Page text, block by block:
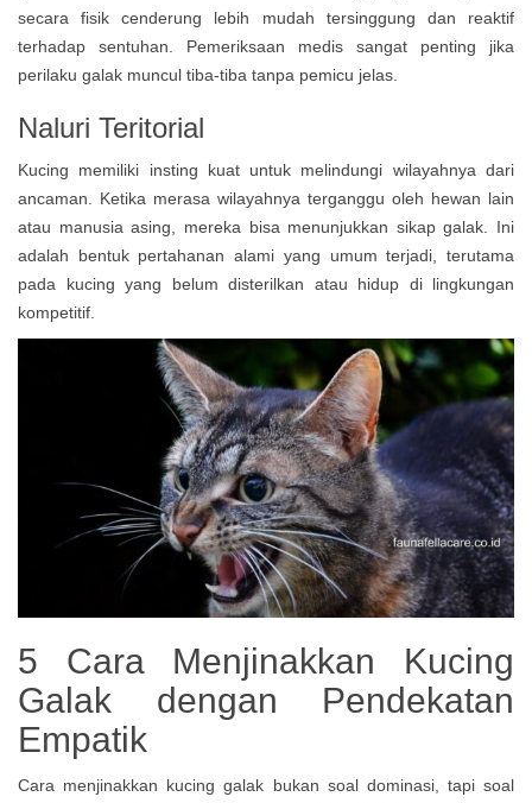
secara fisik cenderung lebih mudah tersinggung dan reaktif
terhadap sentuhan. Pemeriksaan medis sangat penting jika
perilaku galak muncul tiba-tiba tanpa pemicu jelas.
Naluri Teritorial
Kucing memiliki insting kuat untuk melindungi wilayahnya dari
ancaman. Ketika merasa wilayahnya terganggu oleh hewan lain
atau manusia asing, mereka bisa menunjukkan sikap galak. Ini
adalah bentuk pertahanan alami yang umum terjadi, terutama
pada kucing yang belum disterilkan atau hidup di lingkungan
kompetitif.
5 Cara Menjinakkan Kucing
Galak dengan Pendekatan
Empatik
Cara menjinakkan kucing galak bukan soal dominasi, tapi soal